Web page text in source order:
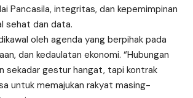
Pancasila, integritas, dan kepemimpinan
sehat dan data.
oleh agenda yang berpihak pada
dan kedaulatan ekonomi. “Hubungan
sekadar gestur hangat, tapi kontrak
untuk memajukan rakyat masing-